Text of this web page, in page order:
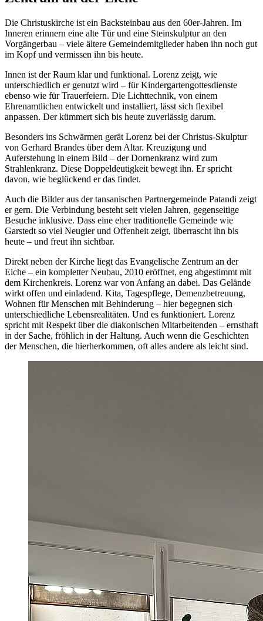
Die Christuskirche ist ein Backsteinbau aus den 60er-Jahren. Im
Inneren erinnern eine alte Tür und eine Steinskulptur an den
Vorgängerbau – viele ältere Gemeindemitglieder haben ihn noch gut
im Kopf und vermissen ihn bis heute.
Innen ist der Raum klar und funktional. Lorenz zeigt, wie
unterschiedlich er genutzt wird – für Kindergartengottesdienste
ebenso wie für Trauerfeiern. Die Lichttechnik, von einem
Ehrenamtlichen entwickelt und installiert, lässt sich flexibel
anpassen. Der kümmert sich bis heute zuverlässig darum.
Besonders ins Schwärmen gerät Lorenz bei der Christus-Skulptur
von Gerhard Brandes über dem Altar. Kreuzigung und
Auferstehung in einem Bild – der Dornenkranz wird zum
Strahlenkranz. Diese Doppeldeutigkeit bewegt ihn. Er spricht
davon, wie beglückend er das findet.
Auch die Bilder aus der tansanischen Partnergemeinde Patandi zeigt
er gern. Die Verbindung besteht seit vielen Jahren, gegenseitige
Besuche inklusive. Dass eine eher traditionelle Gemeinde wie
Garstedt so viel Neugier und Offenheit zeigt, überrascht ihn bis
heute – und freut ihn sichtbar.
Direkt neben der Kirche liegt das Evangelische Zentrum an der
Eiche – ein kompletter Neubau, 2010 eröffnet, eng abgestimmt mit
dem Kirchenkreis. Lorenz war von Anfang an dabei. Das Gelände
wirkt offen und einladend. Kita, Tagespflege, Demenzbetreuung,
Wohnen für Menschen mit Behinderung – hier begegnen sich
unterschiedliche Lebensrealitäten. Und es funktioniert. Lorenz
spricht mit Respekt über die diakonischen Mitarbeitenden – ernsthaft
in der Sache, fröhlich in der Haltung. Auch wenn die Geschichten
der Menschen, die hierherkommen, oft alles andere als leicht sind.